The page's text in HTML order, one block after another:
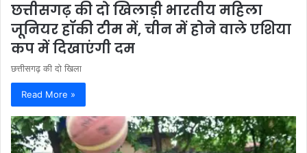
छत्तीसगढ़ की दो खिलाड़ी भारतीय महिला
जूनियर हॉकी टीम में, चीन में होने वाले एशिया
कप में दिखाएंगी दम
छत्तीसगढ़ की दो खिला
Read More »